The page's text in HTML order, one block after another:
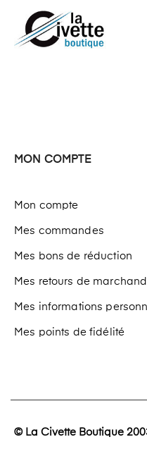
MON COMPTE
Mon compte
Mes commandes
Mes bons de réduction
Mes retours de
Mes informations
Mes points de fidélité
© La Civette Boutique